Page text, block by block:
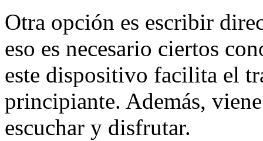
Otra opción es escribir
eso es necesario ciertos
este dispositivo facilita el
principiante. Además,
escuchar y disfrutar.